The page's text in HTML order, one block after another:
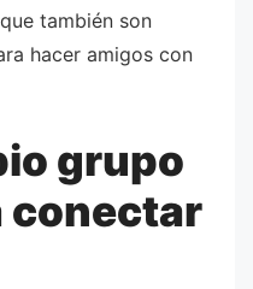
también son
hacer amigos con
grupo
conectar